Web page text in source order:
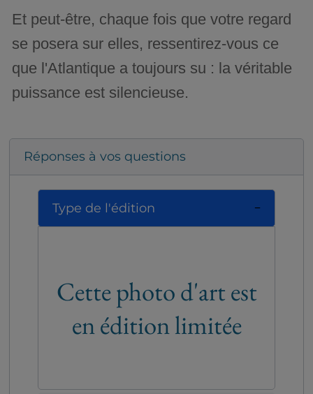
Et peut-être, chaque fois que votre regard
se posera sur elles, ressentirez-vous ce
que l'Atlantique a toujours su : la véritable
puissance est silencieuse.
Réponses à vos questions
Type de l'édition
Cette photo d'art est
en édition limitée